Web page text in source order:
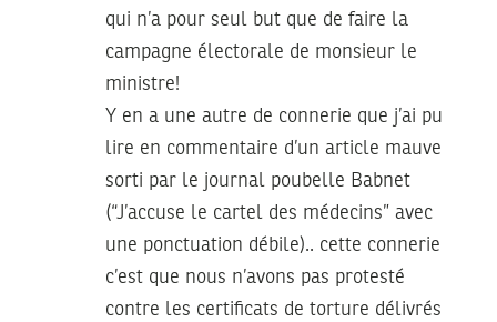
qui n’a pour seul but que de faire la
campagne électorale de monsieur le
ministre!
Y en a une autre de connerie que j’ai pu
lire en commentaire d’un article mauve
sorti par le journal poubelle Babnet
(“J’accuse le cartel des médecins” avec
une ponctuation débile).. cette connerie
c’est que nous n’avons pas protesté
contre les certificats de torture délivrés